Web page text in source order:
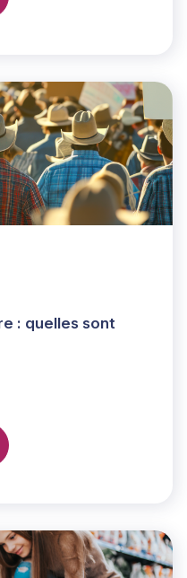
: quelles sont